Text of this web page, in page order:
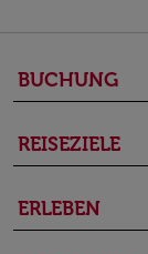
BUCHUNG
REISEZIELE
ERLEBEN